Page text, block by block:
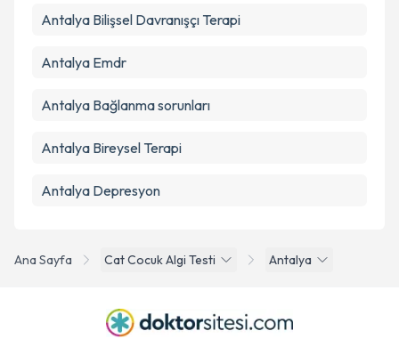
Ana Sayfa Cat Cocuk Algi Testi Antalya
Antalya Bilişsel Davranışçı Terapi
Antalya Emdr
Antalya Bağlanma sorunları
Antalya Bireysel Terapi
Antalya Depresyon